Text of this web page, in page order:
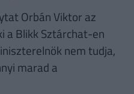
Orbán Viktor az
a Blikk Sztárchat-en
nem tudja,
marad a